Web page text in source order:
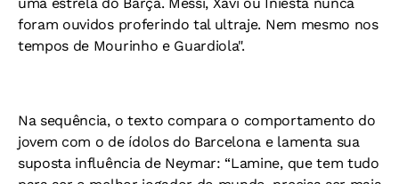
foram ouvidos proferindo tal ultraje. Nem mesmo nos
tempos de Mourinho e Guardiola".
Na sequência, o texto compara o comportamento do
jovem com o de ídolos do Barcelona e lamenta sua
suposta influência de Neymar:“Lamine, que tem tudo